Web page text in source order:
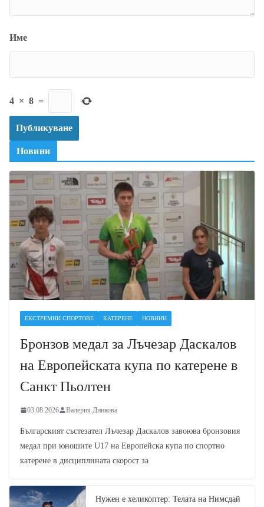
Име
4 × 8 =
Новини
ЕКСТРЕМНИ СПОРТОВЕ КАТЕРЕНЕ НОВИНИ
Бронзов медал за Лъчезар Даскалов
на Европейската купа по катерене в
Санкт Пьолтен
03.08.2026 Валерия Динкова
Българският състезател Лъчезар Даскалов завоюва бронзовия
медал при юношите U17 на Европейска купа по спортно
катерене в дисциплината скорост за
Нужен е хеликоптер: Телата на Нимсдай